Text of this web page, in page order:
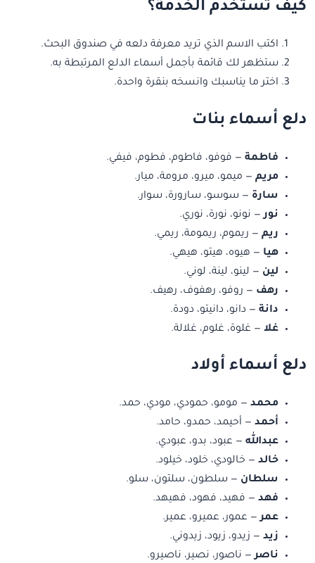
كيف تستخدم الخدمة؟
اكتب الاسم الذي تريد معرفة دلعه في صندوق البحث.
ستظهر لك قائمة بأجمل أسماء الدلع المرتبطة به.
اختر ما يناسبك وانسخه بنقرة واحدة.
دلع أسماء بنات
فاطمة — فوفو، فاطوم، فطوم، فيفي.
مريم — ميمو، ميرو، مرومة، ميار.
سارة — سوسو، سارورة، سوار.
نور— نونو، نورة، نوري.
ريم — ريموم، ريمومة، ريمي.
هيا — هيوه، هيتو، هيهي.
لين — لينو، لينة، لوني.
رهف — روفو، رهفوف، رهيف.
دانة — دانو، دانيتو، دودة.
غلا — غلوة، غلوم، غلالة.
دلع أسماء أولاد
محمد — مومو، حمودي، مودي، حمد.
أحمد — أحيمد، حمدو، حامد.
عبدالله — عبود، بدو، عبودي.
خالد — خالودي، خلود، خيلود.
سلطان — سلطون، سلتون، سلو.
فهد — فهيد، فهود، فهيهد.
عمر— عمور، عميرو، عمير.
زيد — زيدو، زيود، زيدوني.
ناصر— ناصور، نصير، ناصيرو.